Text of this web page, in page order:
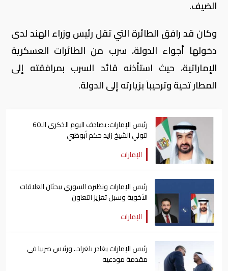
الضيف.
وكان قد رافق الطائرة التي تقل رئيس وزراء الهند لدى
دخولها أجواء الدولة، سرب من الطائرات العسكرية
الإماراتية، حيث استأذنه قائد السرب بمرافقته إلى
المطار تحية وترحيباً بزيارته إلى الدولة.
رئيس الإمارات: يصادف اليوم الذكرى الـ60
لتولي الشيخ زايد حكم أبوظبي
الإمارات
رئيس الإمارات ونظيره السوري يبحثان العلاقات
الأخوية وسبل تعزيز التعاون
الإمارات
رئيس الإمارات يغادر بلغراد.. ورئيس صربيا في
مقدمة مودعيه